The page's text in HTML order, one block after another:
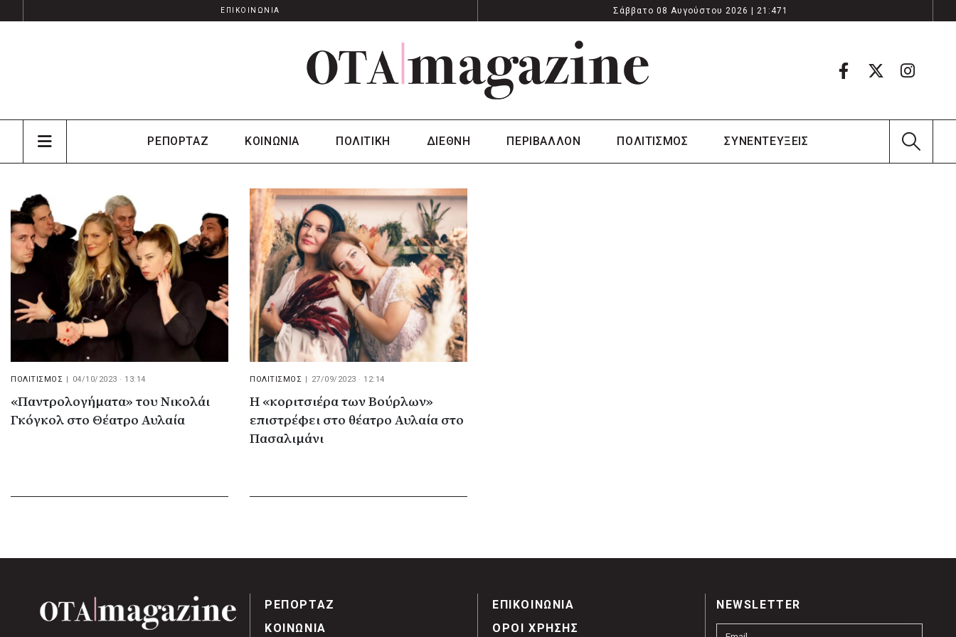
ΕΠΙΚΟΙΝΩΝΙΑ Σάββατο 08 Αυγούστου 2026 | 21:471
ΡΕΠΟΡΤΑΖ ΚΟΙΝΩΝΙΑ ΠΟΛΙΤΙΚΗ ΔΙΕΘΝΗ ΠΕΡΙΒΑΛΛΟΝ ΠΟΛΙΤΙΣΜΟΣ ΣΥΝΕΝΤΕΥΞΕΙΣ
ΠΟΛΙΤΙΣΜΟΣ | 04/10/2023 · 13:14
«Παντρολογήματα» του Νικολάι
Γκόγκολ στο Θέατρο Αυλαία
ΠΟΛΙΤΙΣΜΟΣ | 27/09/2023 · 12:14
Η «κοριτσιέρα των Βούρλων»
επιστρέφει στο θέατρο Αυλαία στο
Πασαλιμάνι
ΡΕΠΟΡΤΑΖ
ΚΟΙΝΩΝΙΑ
ΕΠΙΚΟΙΝΩΝΙΑ
ΟΡΟΙ ΧΡΗΣΗΣ
NEWSLETTER